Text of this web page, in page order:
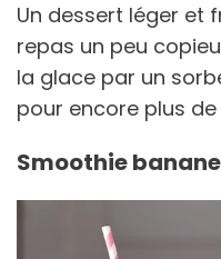
Un dessert léger et
repas un peu
la glace par un
pour encore plus
Smoothie